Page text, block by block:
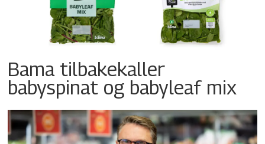
Bama tilbakekaller
babyspinat og babyleaf mix